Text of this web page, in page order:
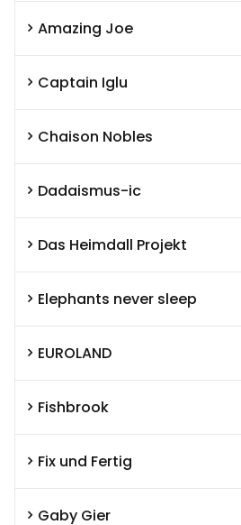
Amazing Joe
Captain Iglu
Chaison Nobles
Dadaismus-ic
Das Heimdall Projekt
Elephants never sleep
EUROLAND
Fishbrook
Fix und Fertig
Gaby Gier